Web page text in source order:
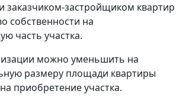
заказчиком-застройщиком квартир
собственности на
часть участка.
можно уменьшить на
размеру площади квартиры
приобретение участка.